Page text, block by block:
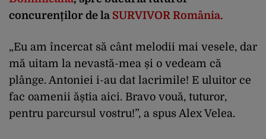
concurenților de la SURVIVOR România.
„Eu am încercat să cânt melodii mai vesele, dar
mă uitam la nevastă-mea și o vedeam că
plânge. Antoniei i-au dat lacrimile! E uluitor ce
fac oamenii ăștia aici. Bravo vouă, tuturor,
pentru parcursul vostru!”, a spus Alex Velea.